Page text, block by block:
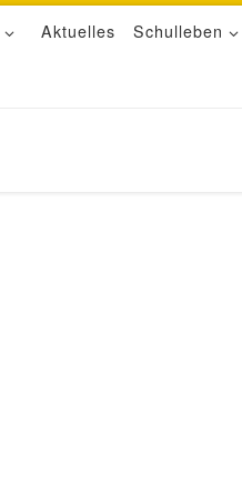
Aktuelles Schulleben